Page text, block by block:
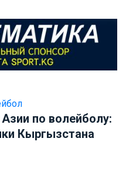
по волейболу:
Кыргызстана